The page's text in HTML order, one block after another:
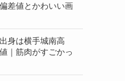
差値とかわいい画
身は横手城南高
｜筋肉がすごかっ